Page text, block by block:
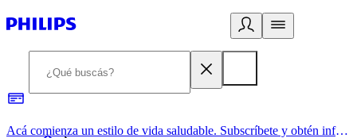
Acá comienza un estilo de vida saludable. Subscríbete y obtén información de primera mano